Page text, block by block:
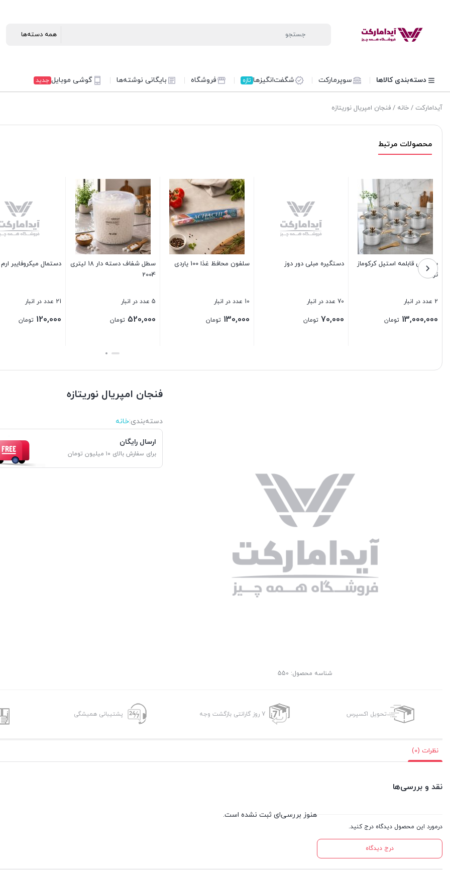
دسته‌بندی کالاها سوپرمارکت شگفت‌انگیزها تازه فروشگاه بایگانی نوشته‌ها گوشی موبایل جدید
آیدامارکت / خانه / فنجان امپریال نوریتازه
محصولات مرتبط
سطل شفاف دسته دار 18 لیتری
5 عدد در انبار
520,000
دستمال میکروفایبر ارم 35*75
21 عدد در انبار
120,000
ارام ریز 3 تایی
3 عدد در انبار
30,000
قابلمه پیرکس گلدار 2.5 لیتری
12 عدد در انبار
1,700,000
بستن
بادام
12 عدد در انبار
شناسه محصول: 550
فنجان امپریال نوریتازه
دسته‌بندی‌:خانه
ارسال رایگان
برای سفارش بالای ۱۰ میلیون تومان
تحویل اکسپرس 7 روز گارانتی بازگشت وجه پشتیبانی همیشگی
نظرات (0)
نقد و بررسی‌ها
درمورد این محصول دیدگاه درج کنید.
درج دیدگاه
هنوز بررسی‌ای ثبت نشده است.